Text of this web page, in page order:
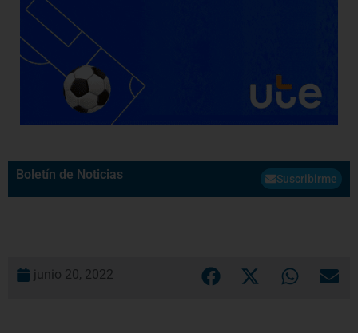
Boletín de Noticias Suscribirme
junio 20, 2022